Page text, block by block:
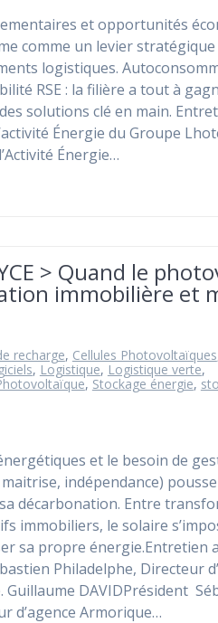
et opportunités
comme un levier
logistiques.
RSE : la filière a tout à
solutions clé en main.
Énergie du Groupe
Énergie…
> Quand le
immobilière et
recharge, Cellules Photovoltaïques
, Logistique, Logistique verte,
, Stockage énergie,
et le besoin de
indépendance)
décarbonation. Entre
immobiliers, le solaire
sa propre énergie.Entretien
Philadelphe, Directeur
DAVIDPrésident
d’agence Armorique…